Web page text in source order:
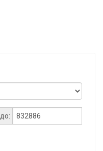
до: